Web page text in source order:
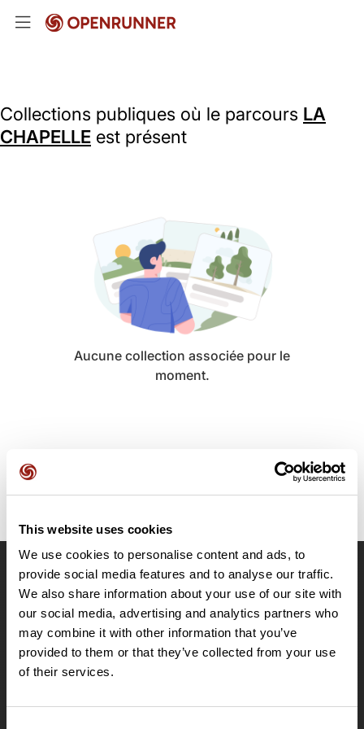
This website uses cookies
We use cookies to personalise content and ads, to
provide social media features and to analyse our traffic.
We also share information about your use of our site with
our social media, advertising and analytics partners who
may combine it with other information that you’ve
provided to them or that they’ve collected from your use
of their services.
Collections publiques où le parcours LA
CHAPELLE est présent
Aucune collection associée pour le
moment.
OpenRunner
Equipe
Carrières
À propos
Contact